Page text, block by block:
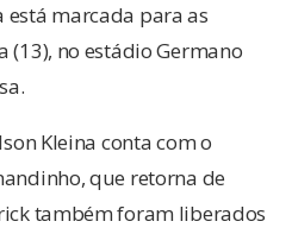
marcada para as
no estádio Germano
Kleina conta com o
que retorna de
também foram liberados